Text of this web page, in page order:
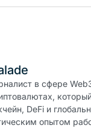
в сфере
DeFi и
опытом